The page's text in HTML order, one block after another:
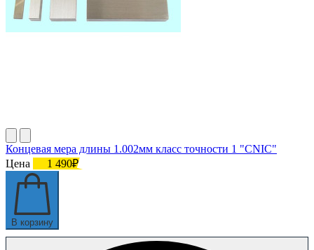
Концевая мера длины 1.002мм класс точности 1 "CNIC"
Цена
1 490₽
В корзину